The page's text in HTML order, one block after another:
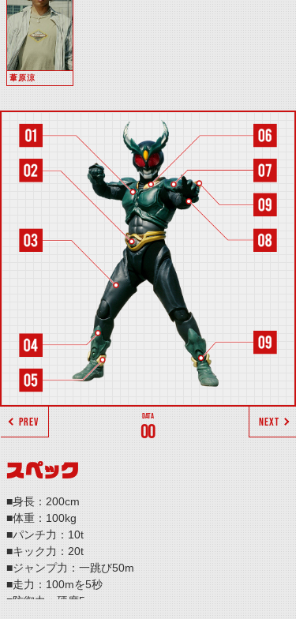
葦原涼
00
PREV NEXT
スペック
■身長：200cm
■体重：100kg
■パンチ力：10t
■キック力：20t
■ジャンプ力：一跳び50m
■走力：100mを5秒
■防御力：硬度5